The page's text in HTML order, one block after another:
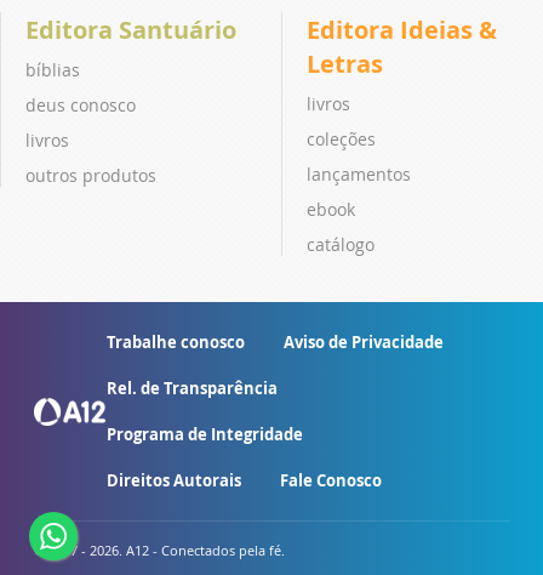
Editora Santuário
bíblias
deus conosco
livros
outros produtos
Editora Ideias &
Letras
livros
coleções
lançamentos
ebook
catálogo
Trabalhe conosco Aviso de Privacidade
Rel. de Transparência
Programa de Integridade
Direitos Autorais Fale Conosco
© 2007 - 2026. A12 - Conectados pela fé.